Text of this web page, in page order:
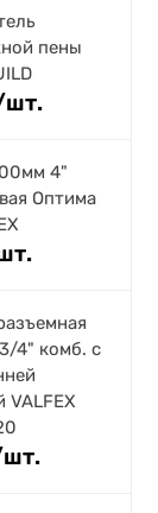
пены
шт.
4"
Оптима
4" комб. с
VALFEX
шт.